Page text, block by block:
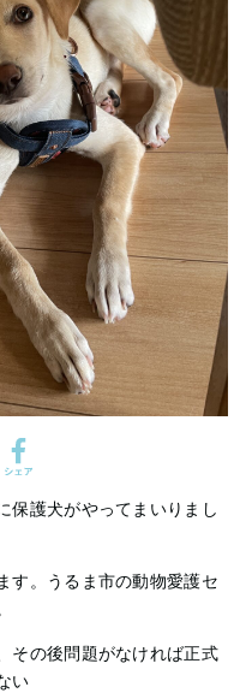
保護犬がやってまいりまし
す。うるま市の動物愛護セ
その後問題がなければ正式
い